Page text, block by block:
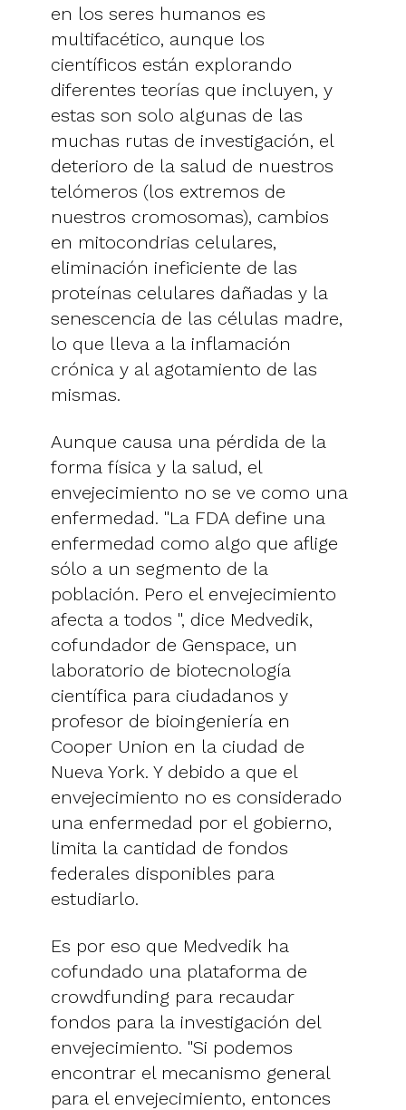
en los seres humanos es
multifacético, aunque los
científicos están explorando
diferentes teorías que incluyen, y
estas son solo algunas de las
muchas rutas de investigación, el
deterioro de la salud de nuestros
telómeros (los extremos de
nuestros cromosomas), cambios
en mitocondrias celulares,
eliminación ineficiente de las
proteínas celulares dañadas y la
senescencia de las células madre,
lo que lleva a la inflamación
crónica y al agotamiento de las
mismas.
Aunque causa una pérdida de la
forma física y la salud, el
envejecimiento no se ve como una
enfermedad. "La FDA define una
enfermedad como algo que aflige
sólo a un segmento de la
población. Pero el envejecimiento
afecta a todos ", dice Medvedik,
cofundador de Genspace, un
laboratorio de biotecnología
científica para ciudadanos y
profesor de bioingeniería en
Cooper Union en la ciudad de
Nueva York. Y debido a que el
envejecimiento no es considerado
una enfermedad por el gobierno,
limita la cantidad de fondos
federales disponibles para
estudiarlo.
Es por eso que Medvedik ha
cofundado una plataforma de
crowdfunding para recaudar
fondos para la investigación del
envejecimiento. "Si podemos
encontrar el mecanismo general
para el envejecimiento, entonces